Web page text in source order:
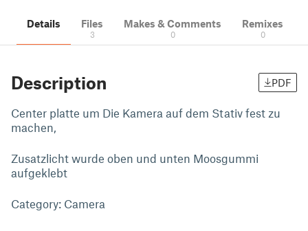
Details Files
3
Makes & Comments
0
Remixes
0
Description PDF
Center platte um Die Kamera auf dem Stativ fest zu
machen,
Zusatzlicht wurde oben und unten Moosgummi
aufgeklebt
Category: Camera